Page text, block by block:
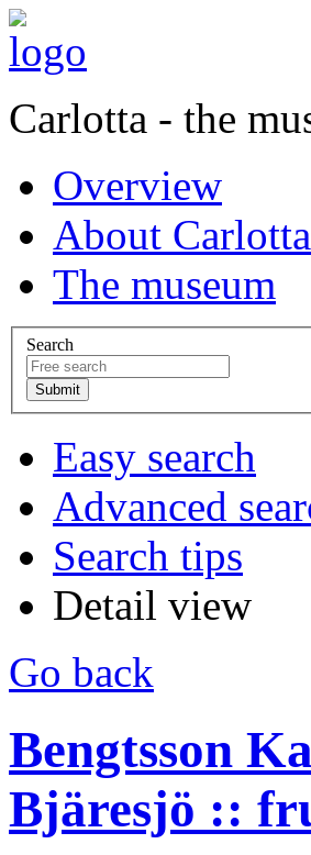
Carlotta - the
Overview
About Carlotta
The museum
Search
Easy search
Advanced
Search tips
Detail view
Go back
Bengtsson
Bjäresjö ::